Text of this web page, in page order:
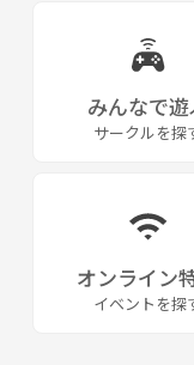
みんなで
サークルを探
オンライン
イベントを探